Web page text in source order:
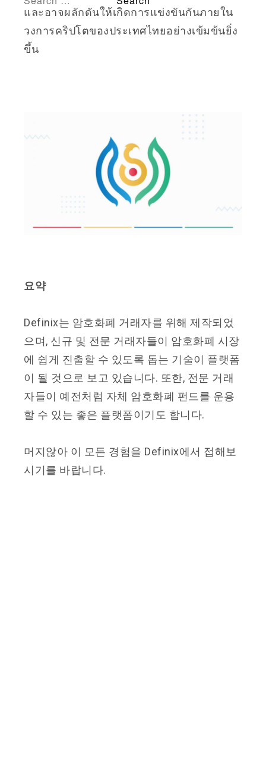
และอาจผลักดันให้เกิดการแข่งขันกันภายใน
วงการคริปโตของประเทศไทยอย่างเข้มข้นยิ่ง
ขึ้น
요약
Definix는 암호화폐 거래자를 위해 제작되었
으며, 신규 및 전문 거래자들이 암호화폐 시장
에 쉽게 진출할 수 있도록 돕는 기술이 플랫폼
이 될 것으로 보고 있습니다. 또한, 전문 거래
자들이 예전처럼 자체 암호화폐 펀드를 운용
할 수 있는 좋은 플랫폼이기도 합니다.
머지않아 이 모든 경험을 Definix에서 접해보
시기를 바랍니다.